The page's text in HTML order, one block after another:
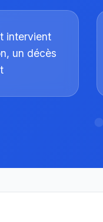
intervient
un décès